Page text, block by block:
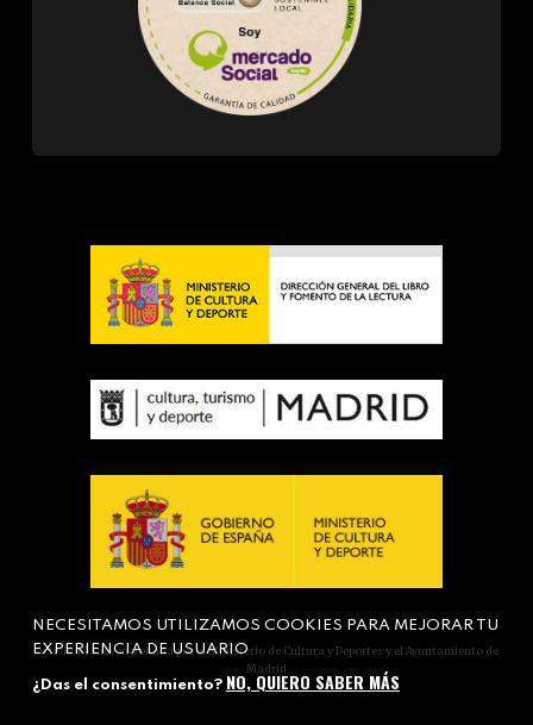
Actividad subvencionada por el Ministerio de Cultura y Deportes y el Ayuntamiento de
Madrid
NECESITAMOS UTILIZAMOS COOKIES PARA MEJORAR TU
EXPERIENCIA DE USUARIO
¿Das el consentimiento? NO, QUIERO SABER MÁS